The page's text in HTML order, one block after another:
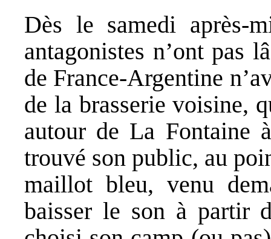
Dès le samedi après-
antagonistes n’ont pas
de France-Argentine
de la brasserie voisine,
autour de La Fontaine
trouvé son public, au
maillot bleu, venu
baisser le son à partir